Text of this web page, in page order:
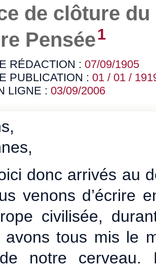
de clôture
Pensée1
RÉDACTION : 07/09/1905
PUBLICATION : 01 / 01 /
LIGNE : 03/09/2006
donc arrivés au
venons d’écrire
civilisée,
avons tous mis le
notre cerveau.